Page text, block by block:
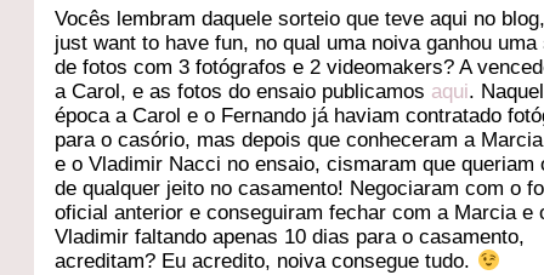
Vocês lembram daquele sorteio que teve aqui no
just want to have fun, no qual uma noiva ganhou uma
de fotos com 3 fotógrafos e 2 videomakers? A
a Carol, e as fotos do ensaio publicamos aqui.
época a Carol e o Fernando já haviam contratado
para o casório, mas depois que conheceram a
e o Vladimir Nacci no ensaio, cismaram que queriam
de qualquer jeito no casamento! Negociaram com o
oficial anterior e conseguiram fechar com a Marcia e
Vladimir faltando apenas 10 dias para o casamento,
acreditam? Eu acredito, noiva consegue tudo.